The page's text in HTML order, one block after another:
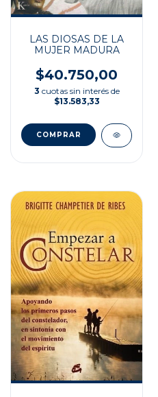
LAS DIOSAS DE LA
MUJER MADURA
$40.750,00
3 cuotas sin interés de
$13.583,33